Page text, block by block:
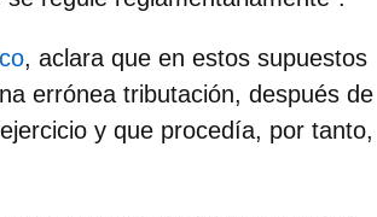
, aclara que en estos supuestos
errónea tributación, después de
y que procedía, por tanto,